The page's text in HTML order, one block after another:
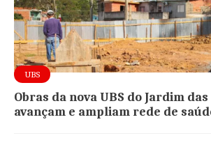
UBS
Obras da nova UBS do Jardim
avançam e ampliam rede de